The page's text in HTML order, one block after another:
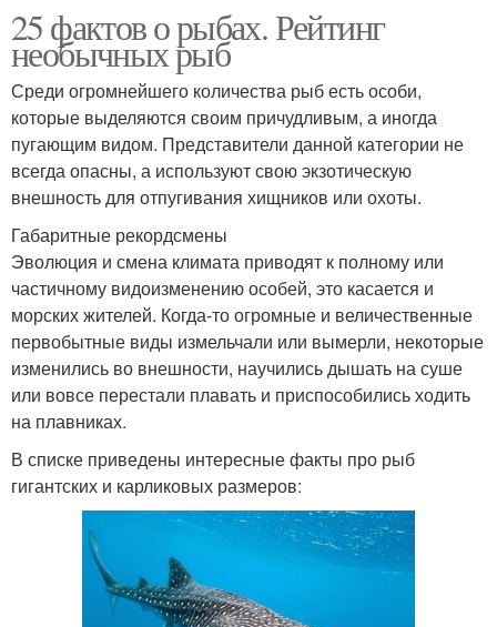
25 фактов о рыбах. Рейтинг
необычных рыб
Среди огромнейшего количества рыб есть особи,
которые выделяются своим причудливым, а иногда
пугающим видом. Представители данной категории не
всегда опасны, а используют свою экзотическую
внешность для отпугивания хищников или охоты.
Габаритные рекордсмены
Эволюция и смена климата приводят к полному или
частичному видоизменению особей, это касается и
морских жителей. Когда-то огромные и величественные
первобытные виды измельчали или вымерли, некоторые
изменились во внешности, научились дышать на суше
или вовсе перестали плавать и приспособились ходить
на плавниках.
В списке приведены интересные факты про рыб
гигантских и карликовых размеров: